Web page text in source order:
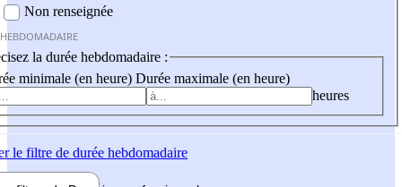
Non renseignée
la durée hebdomadaire :
minimale (en heure) Durée maximale (en heure)
heures
le filtre de durée hebdomadaire